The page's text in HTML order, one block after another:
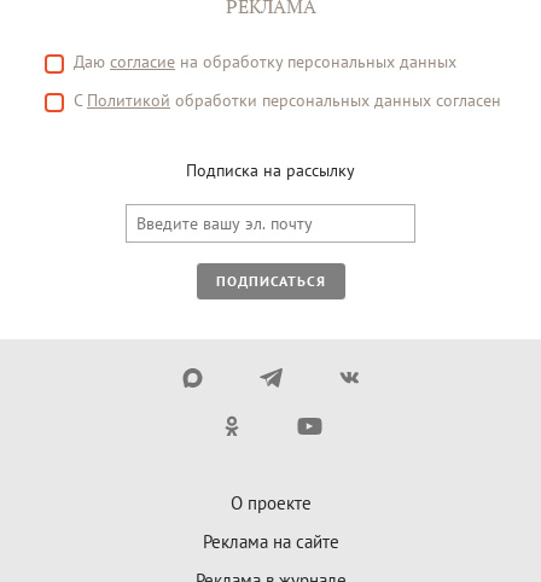
РЕКЛАМА
Даю согласие на обработку персональных данных
С Политикой обработки персональных данных согласен
Подписка на рассылку
ПОДПИСАТЬСЯ
О проекте
Реклама на сайте